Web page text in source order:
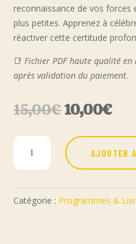
reconnaissance de vos forces
plus petites. Apprenez à
réactiver cette certitude
📑 Fichier PDF haute qualité
après validation du paiement.
15,00€Le
initial
était :
15,00€.
10,00€Le
quantité
4
AJOUTER
Catégorie : Programmes &